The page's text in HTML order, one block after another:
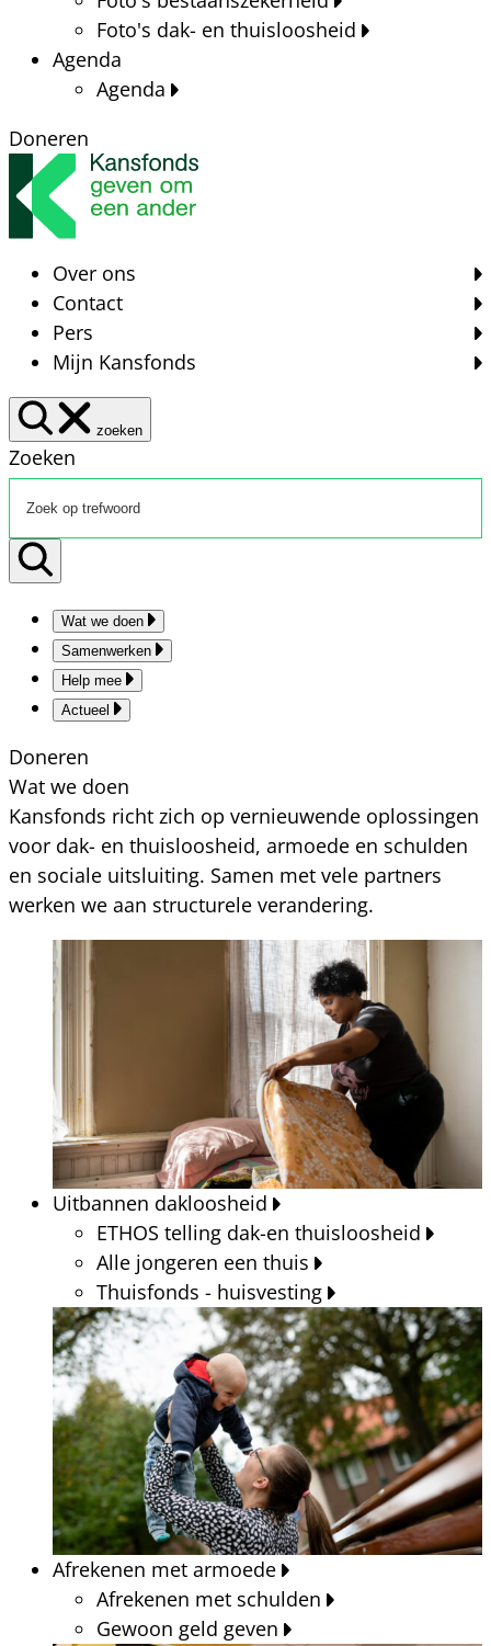
Foto's dak- en thuisloosheid
Agenda
Agenda
Doneren
Over ons
Contact
Pers
Mijn Kansfonds
zoeken
Zoeken
Wat we doen
Samenwerken
Help mee
Actueel
Doneren
Wat we doen
Kansfonds richt zich op vernieuwende oplossingen
voor dak- en thuisloosheid, armoede en schulden
en sociale uitsluiting. Samen met vele partners
werken we aan structurele verandering.
Uitbannen dakloosheid
ETHOS telling dak-en thuisloosheid
Alle jongeren een thuis
Thuisfonds - huisvesting
Afrekenen met armoede
Afrekenen met schulden
Gewoon geld geven